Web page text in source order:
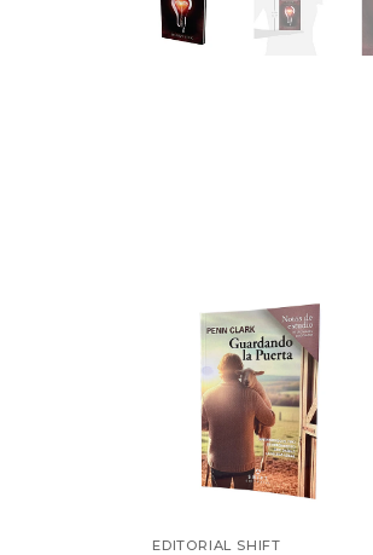
EDITORIAL SHIFT